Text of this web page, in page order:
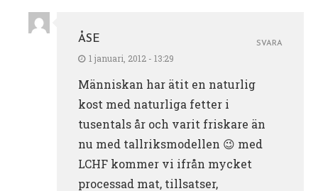
ÅSE
1 januari, 2012 - 13:29
Människan har ätit en naturlig
kost med naturliga fetter i
tusentals år och varit friskare än
nu med tallriksmodellen 😉 med
LCHF kommer vi ifrån mycket
processad mat, tillsatser,
SVARA